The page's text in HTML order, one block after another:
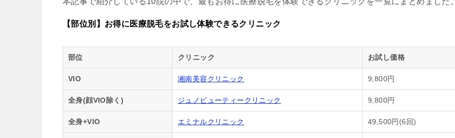
【部位別】お得に医療脱毛をお試し体験できるクリニック
部位 クリニック お試し価格
VIO 湘南美容クリニック 9,800円
全身(顔VIO除く) ジュノビューティークリニック 9,800円
全身+VIO エミナルクリニック 49,500円(6回)